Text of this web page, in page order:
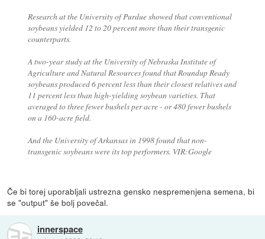
Research at the University of Purdue showed that conventional
soybeans yielded 12 to 20 percent more than their transgenic
counterparts.
A two-year study at the University of Nebraska Institute of
Agriculture and Natural Resources found that Roundup Ready
soybeans produced 6 percent less than their closest relatives and
11 percent less than high-yielding soybean varieties. That
averaged to three fewer bushels per acre - or 480 fewer bushels
on a 160-acre field.
And the University of Arkansas in 1998 found that non-
transgenic soybeans were its top performers. VIR:Google
Če bi torej uporabljali ustrezna gensko nespremenjena semena, bi
se "output" še bolj povečal.
innerspace